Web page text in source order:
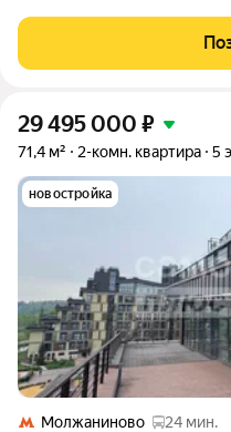
приятной остановкой дня.
отдельные комнаты и кухня
29 495 000 ₽
71,4 м² 2-комн. квартира 5
новостройка
Молжаниново
24 мин.